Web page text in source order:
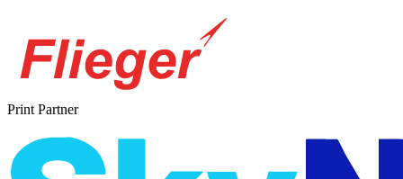
Print Partner